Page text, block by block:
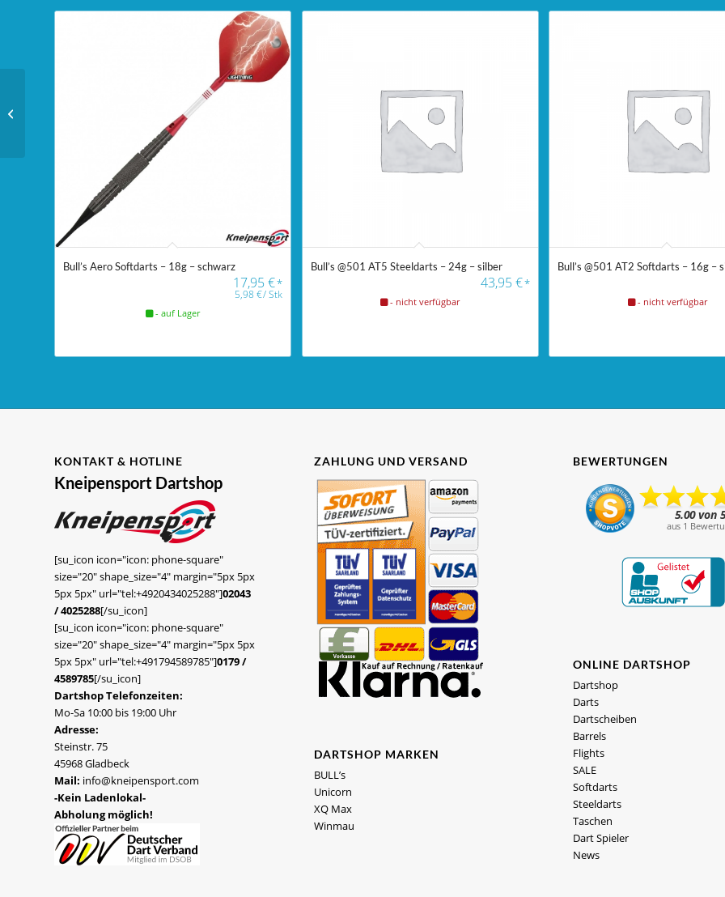
Bull’s Aero Softdarts – 18g – schwarz
17,95€*
5,98€/Stk
- auf Lager
Bull’s @501 AT5 Steeldarts – 24g – silber
43,95€*
- nicht verfügbar
Bull’s @501 AT2 Softdarts – 16g –
- nicht verfügbar
KONTAKT & HOTLINE
Kneipensport Dartshop
[su_icon icon="icon: phone-square"
size="20" shape_size="4" margin="5px 5px
5px 5px" url="tel:+4920434025288"]02043
/ 4025288[/su_icon]
[su_icon icon="icon: phone-square"
size="20" shape_size="4" margin="5px 5px
5px 5px" url="tel:+491794589785"]0179 /
4589785[/su_icon]
Dartshop Telefonzeiten:
Mo-Sa 10:00 bis 19:00 Uhr
Adresse:
Steinstr. 75
45968 Gladbeck
Mail: info@kneipensport.com
-Kein Ladenlokal-
Abholung möglich!
ZAHLUNG UND VERSAND
DARTSHOP MARKEN
BULL’s
Unicorn
XQ Max
Winmau
BEWERTUNGEN
ONLINE DARTSHOP
Dartshop
Darts
Dartscheiben
Barrels
Flights
SALE
Softdarts
Steeldarts
Taschen
Dart Spieler
News